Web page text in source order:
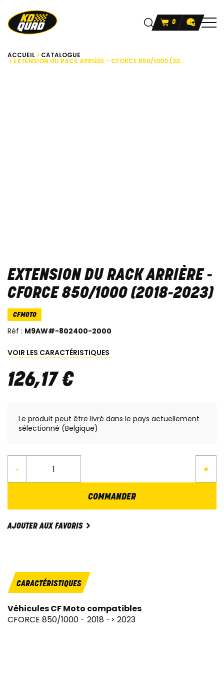
0
ACCUEIL CATALOGUE
EXTENSION DU RACK ARRIÈRE - CFORCE 850/1000 (20...
EXTENSION DU RACK ARRIÈRE -
CFORCE 850/1000 (2018-2023)
CFMOTO
Réf : M9AW#-802400-2000
VOIR LES CARACTÉRISTIQUES
126,17€
Le produit peut être livré dans le pays actuellement
sélectionné (Belgique)
- +
COMMANDER
AJOUTER AUX FAVORIS
CARACTÉRISTIQUES
Véhicules CF Moto compatibles
CFORCE 850/1000 - 2018 -> 2023